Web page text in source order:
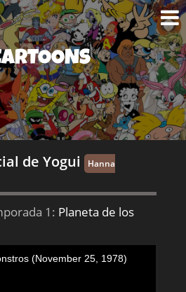
de Yogui Hanna
1: Planeta de los